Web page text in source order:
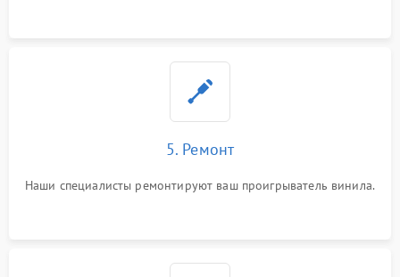
5. Ремонт
Наши специалисты ремонтируют ваш проигрыватель винила.